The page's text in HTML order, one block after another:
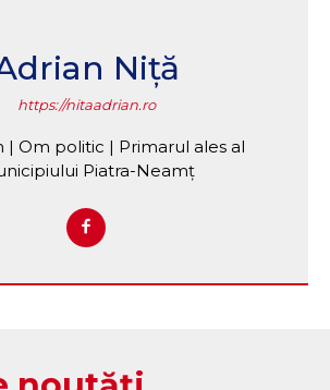
Niță
https://nitaadrian.ro
| Om politic | Primarul ales al
Piatra-Neamț